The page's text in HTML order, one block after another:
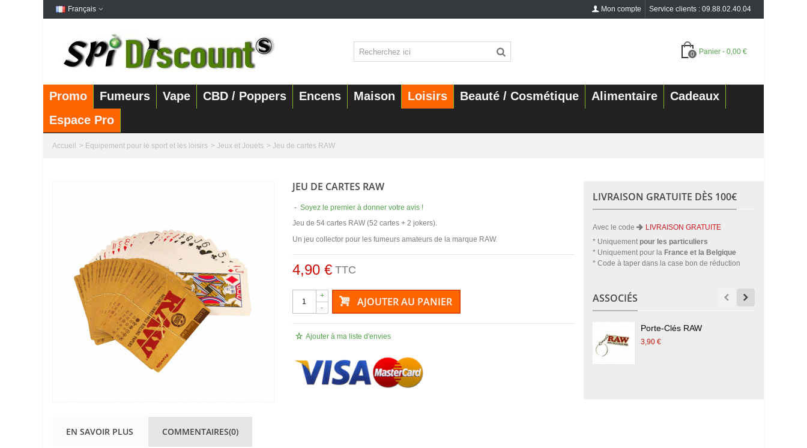
Français Service clients : 09.88.02.40.04
Mon compte
0 Panier - 0,00 €
Promo Fumeurs Vape CBD / Poppers Encens Maison Loisirs Beauté / Cosmétique Alimentaire
Cadeaux
Espace Pro
Accueil > Equipement pour le sport et les loisirs > Jeux et Jouets > Jeu de cartes RAW
JEU DE CARTES RAW
- Soyez le premier à donner votre avis !
Jeu de 54 cartes RAW (52 cartes + 2 jokers).
Un jeu collector pour les fumeurs amateurs de la marque RAW.
4,90 € TTC
-
+ AJOUTER AU PANIER
Ajouter à ma liste d'envies
LIVRAISON GRATUITE DÈS 100€
Avec le code
LIVRAISON GRATUITE
* Uniquement pour les particuliers
* Uniquement pour la France et la Belgique
* Code à taper dans la case bon de réduction
ASSOCIÉS
Porte-Clés RAW
3,90 €
EN SAVOIR PLUS COMMENTAIRES(0)